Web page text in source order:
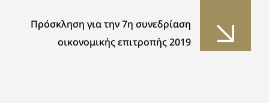
Πρόσκληση για την 7η συνεδρίαση
οικονομικής επιτροπής 2019